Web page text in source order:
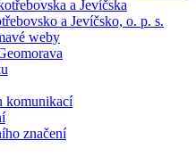
a Jevíčska
a Jevíčsko, o. p. s.
weby
komunikací
značení